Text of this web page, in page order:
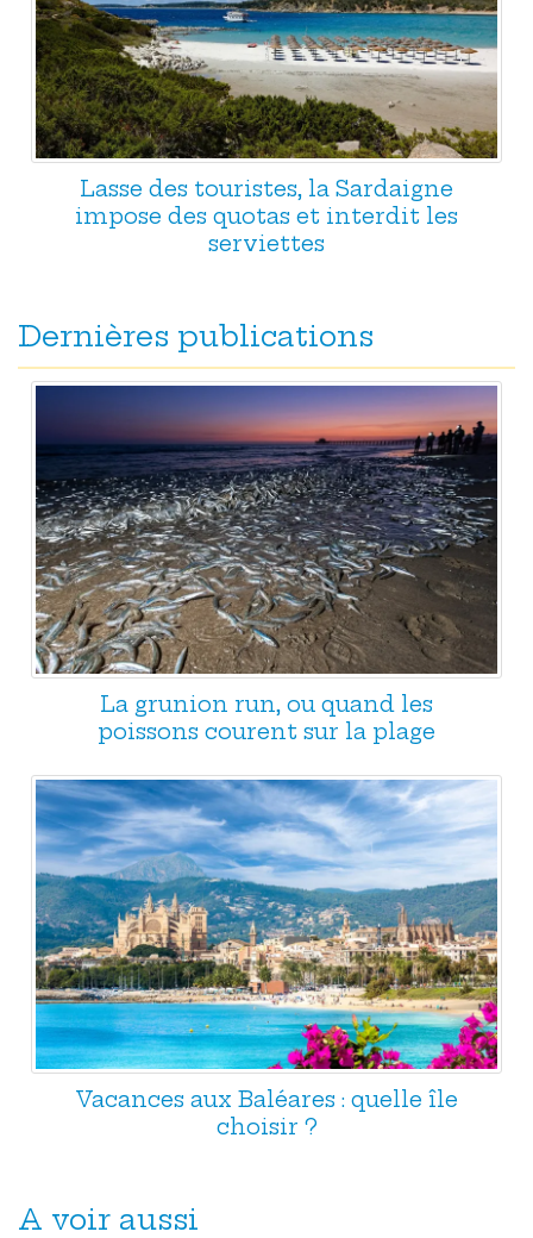
Lasse des touristes, la Sardaigne
impose des quotas et interdit les
serviettes
Dernières publications
La grunion run, ou quand les
poissons courent sur la plage
Vacances aux Baléares : quelle île
choisir ?
A voir aussi